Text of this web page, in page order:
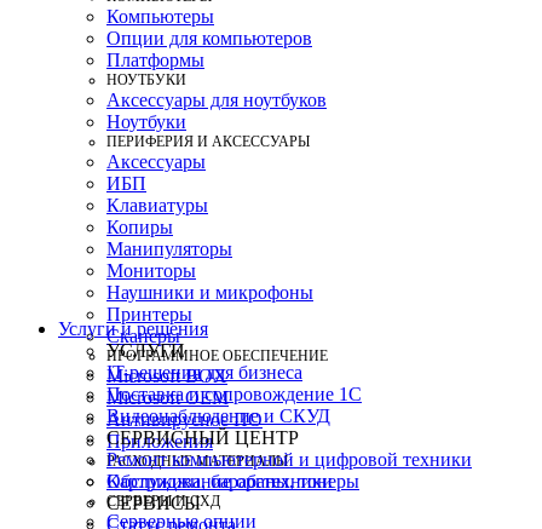
Компьютеры
Опции для компьютеров
Платформы
НОУТБУКИ
Аксессуары для ноутбуков
Ноутбуки
ПЕРИФЕРИЯ И АКСЕССУАРЫ
Аксессуары
ИБП
Клавиатуры
Копиры
Манипуляторы
Мониторы
Наушники и микрофоны
Принтеры
Сканеры
ПРОГРАММНОЕ ОБЕСПЕЧЕНИЕ
Microsoft BOX
Microsoft OEM
Антивирусное ПО
Приложения
РАСХОДНЫЕ МАТЕРИАЛЫ
Картриджи, барабаны, тонеры
СЕРВЕРЫ И СХД
Серверные опции
Услуги и решения
УСЛУГИ
IT-решения для бизнеса
Поставка и сопровождение 1C
Видеонаблюдение и СКУД
СЕРВИСНЫЙ ЦЕНТР
Ремонт компьютерной и цифровой техники
Обслуживание оргтехники
СЕРВИСЫ
Статус ремонта